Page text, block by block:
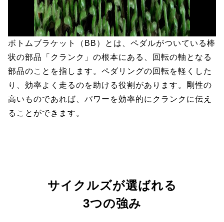
ボトムブラケット（BB）とは、ペダルがついている棒
状の部品「クランク」の根本にある、回転の軸となる
部品のことを指します。ペダリングの回転を軽くした
り、効率よく走るのを助ける役割があります。剛性の
高いものであれば、パワーを効率的にクランクに伝え
ることができます。
サイクルズが選ばれる
3つの強み